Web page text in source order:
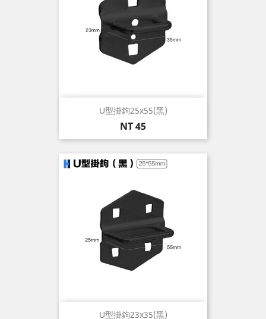
U型掛鉤25x55(黑)
價
格
NT 45
U型掛鉤23x35(黑)